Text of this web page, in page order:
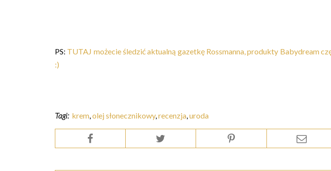
PS: TUTAJ możecie śledzić aktualną gazetkę Rossmanna, produkty Babydream
:)
Tagi: krem,olej słonecznikowy,recenzja,uroda